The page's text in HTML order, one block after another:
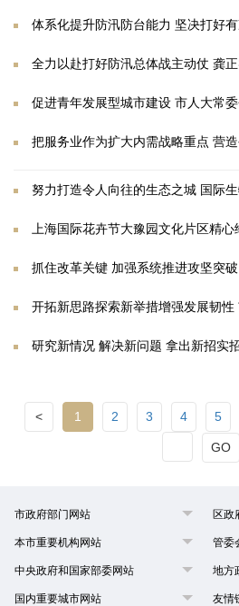
体系化提升防汛防台能力 坚决打好有准备之仗 陈吉宁实地检查
全力以赴打好防汛总体战主动仗 龚正实地检查并出席市防汛工作会议 要求
促进青年发展型城市建设 市人大常委会会议表
把服务业作为扩大内需战略重点 营造公平开放充满活力
努力打造令人向往的生态之城 国际生物多
上海国际花卉节大豫园文化片区精心绘就“三园三
抓住改革关键 加强系统推进攻坚突破 市委全
开拓新思路探索新举措增强发展韧性 市
研究新情况 解决新问题 拿出新招实
< 1 2 3 4 5
GO
市政府部门网站 区政
本市重要机构网站 管委
中央政府和国家部委网站 地方
国内重要城市网站 友情